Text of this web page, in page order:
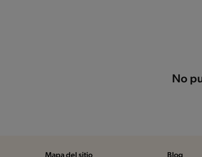
No
Mapa del sitio Blog